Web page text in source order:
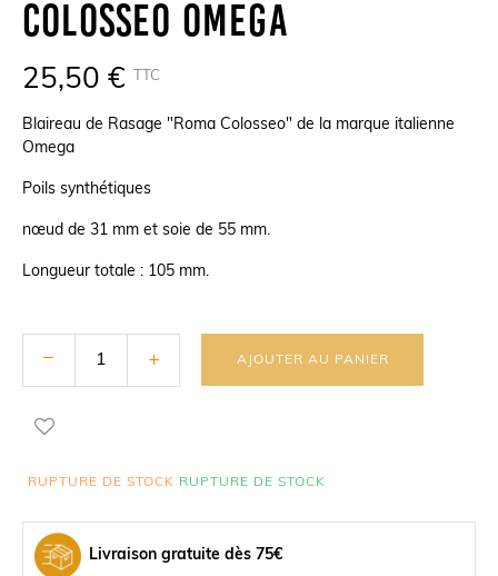
Colosseo Omega
25,50 € TTC
Blaireau de Rasage "Roma Colosseo" de la marque italienne
Omega
Poils synthétiques
nœud de 31 mm et soie de 55 mm.
Longueur totale : 105 mm.
AJOUTER AU PANIER
RUPTURE DE STOCK RUPTURE DE STOCK
Livraison gratuite dès 75€